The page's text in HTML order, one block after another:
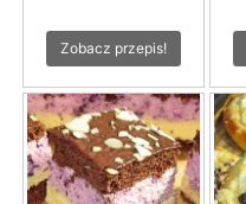
Zobacz przepis!